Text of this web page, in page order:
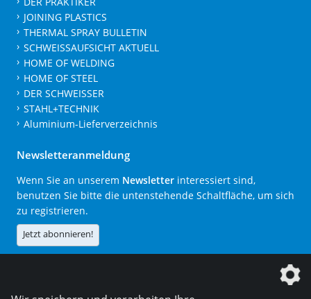
JOINING PLASTICS
THERMAL SPRAY BULLETIN
SCHWEISSAUFSICHT AKTUELL
HOME OF WELDING
HOME OF STEEL
DER SCHWEISSER
STAHL+TECHNIK
Aluminium-Lieferverzeichnis
Newsletteranmeldung
Wenn Sie an unserem Newsletter interessiert sind,
benutzen Sie bitte die untenstehende Schaltfläche, um sich
zu registrieren.
Jetzt abonnieren!
Die DVS Media GmbH ist ein Unternehmen der